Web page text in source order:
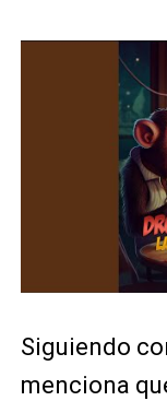
Siguiendo
menciona